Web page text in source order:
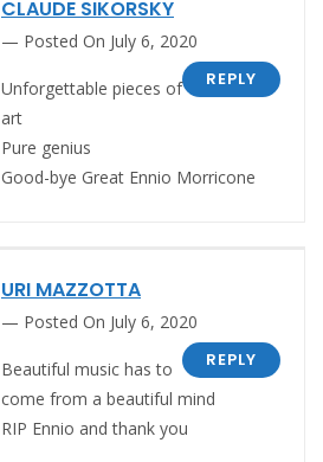
CLAUDE SIKORSKY
Posted On July 6, 2020
REPLY
Unforgettable pieces of
art
Pure genius
Good-bye Great Ennio Morricone
URI MAZZOTTA
Posted On July 6, 2020
REPLY
Beautiful music has to
come from a beautiful mind
RIP Ennio and thank you